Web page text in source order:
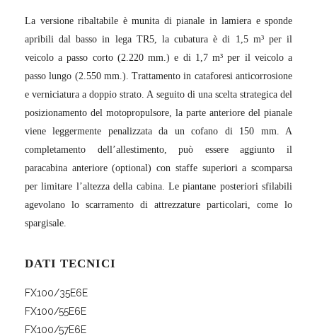
La versione ribaltabile è munita di pianale in lamiera e sponde
apribili dal basso in lega TR5, la cubatura è di 1,5 m³ per il
veicolo a passo corto (2.220 mm.) e di 1,7 m³ per il veicolo a
passo lungo (2.550 mm.). Trattamento in cataforesi anticorrosione
e verniciatura a doppio strato. A seguito di una scelta strategica del
posizionamento del motopropulsore, la parte anteriore del pianale
viene leggermente penalizzata da un cofano di 150 mm. A
completamento dell’allestimento, può essere aggiunto il
paracabina anteriore (optional) con staffe superiori a scomparsa
per limitare l’altezza della cabina. Le piantane posteriori sfilabili
agevolano lo scarramento di attrezzature particolari, come lo
spargisale.
DATI TECNICI
FX100/35E6E
FX100/55E6E
FX100/57E6E